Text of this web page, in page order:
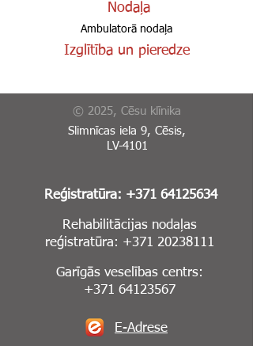
Nodaļa
Ambulatorā nodaļa
Izglītība un pieredze
© 2025, Cēsu klīnika
Slimnīcas iela 9, Cēsis,
LV-4101
Reģistratūra: +371 64125634
Rehabilitācijas nodaļas
reģistratūra: +371 20238111
Garīgās veselības centrs:
+371 64123567
E-Adrese